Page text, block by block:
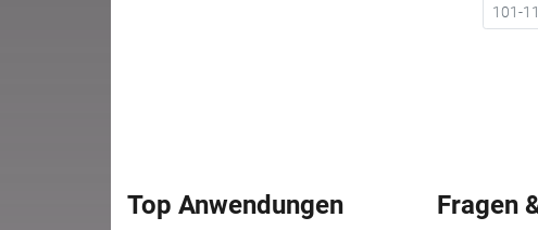
101-
Top Anwendungen Fragen